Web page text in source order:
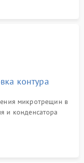
контура
микротрещин в
и конденсатора
осушителя и
засоров.